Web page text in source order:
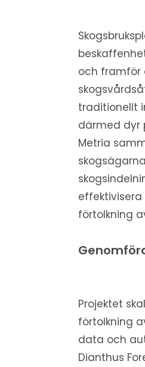
och framför
traditionellt
därmed dyr
Metria
förtolkning
Projektet
förtolkning
data och
Dianthus